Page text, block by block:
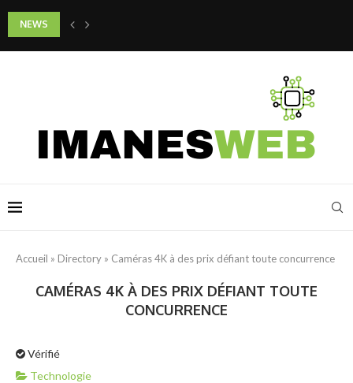
NEWS
Quels gestes adopter pour préserver la jeunesse de son cou et de son
Accueil » Directory » Caméras 4K à des prix défiant toute concurrence
CAMÉRAS 4K À DES PRIX DÉFIANT TOUTE
CONCURRENCE
Vérifié
Technologie